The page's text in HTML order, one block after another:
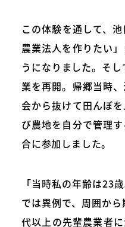
この体験を通して、
農業法人を作りたい
うになりました。そ
業を再開。帰郷当時
会から抜けて田んぼ
び農地を自分で管理
合に参加しました。
「当時私の年齢は23
では異例で、周囲か
代以上の先輩農業者